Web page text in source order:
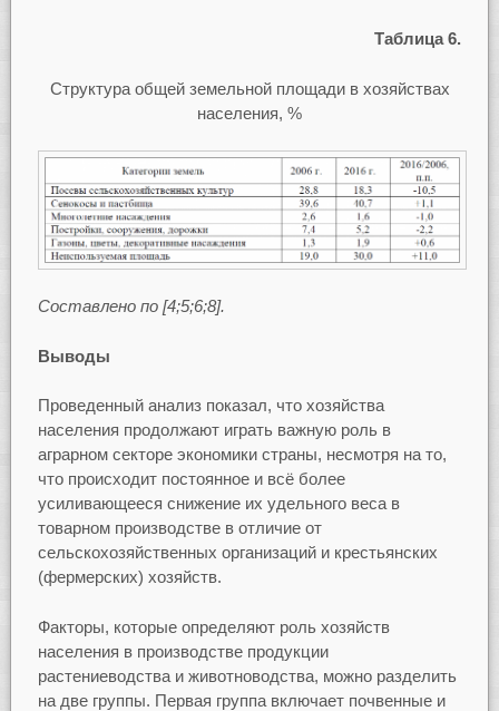
Таблица 6.
Структура общей земельной площади в хозяйствах
населения, %
Составлено по [4;5;6;8].
Выводы
Проведенный анализ показал, что хозяйства
населения продолжают играть важную роль в
аграрном секторе экономики страны, несмотря на то,
что происходит постоянное и всё более
усиливающееся снижение их удельного веса в
товарном производстве в отличие от
сельскохозяйственных организаций и крестьянских
(фермерских) хозяйств.
Факторы, которые определяют роль хозяйств
населения в производстве продукции
растениеводства и животноводства, можно разделить
на две группы. Первая группа включает почвенные и